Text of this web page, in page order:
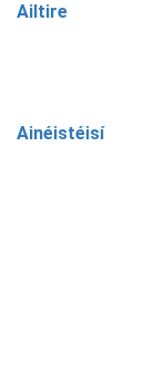
Ailtire
Ainéistéisí